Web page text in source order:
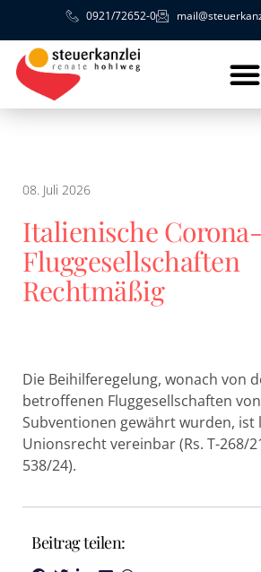
0921/72652-0
08. Juli 2026
Italienische
Fluggesellschaften
Rechtmäßig
Die Beihilferegelung, wonach von
betroffenen Fluggesellschaften
Subventionen gewährt wurden, ist
Unionsrecht vereinbar (Rs. T-268/
538/24).
Beitrag teilen: